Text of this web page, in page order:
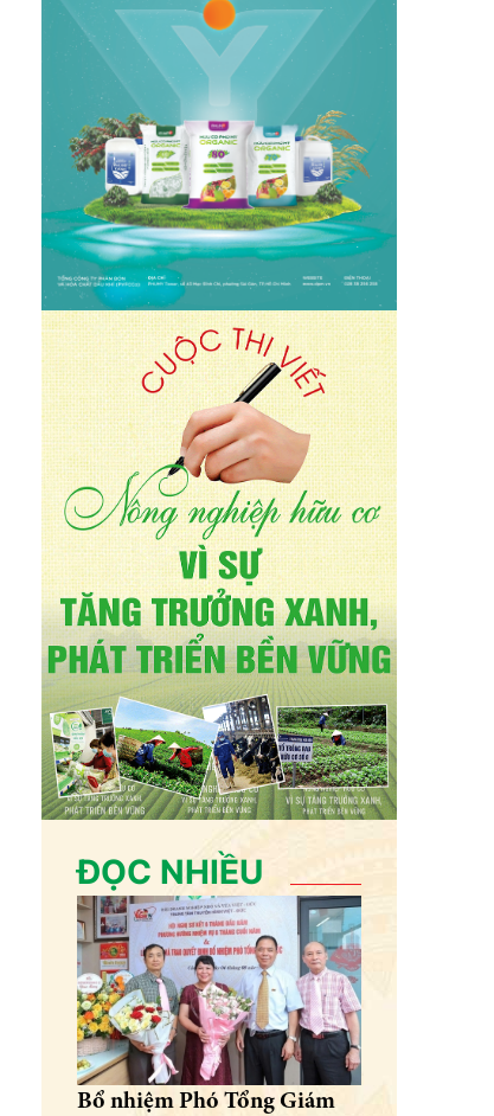
ĐỌC NHIỀU
Bổ nhiệm Phó Tổng Giám